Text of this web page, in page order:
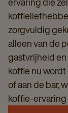
zorgvuldig
alleen van de
gastvrijheid
koffie nu
of aan de bar,
koffie-ervaring